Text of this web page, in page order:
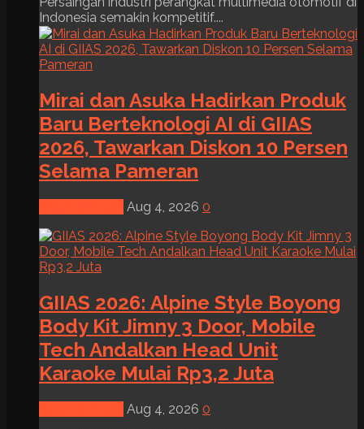
Indonesia semakin kompetitif....
Mirai dan Asuka Hadirkan Produk
Baru Berteknologi AI di GIIAS
2026, Tawarkan Diskon 10 Persen
Selama Pameran
Aug 4, 2026 0
GIIAS 2026: Alpine Style Boyong
Body Kit Jimny 3 Door, Mobile
Tech Andalkan Head Unit
Karaoke Mulai Rp3,2 Juta
Aug 4, 2026 0